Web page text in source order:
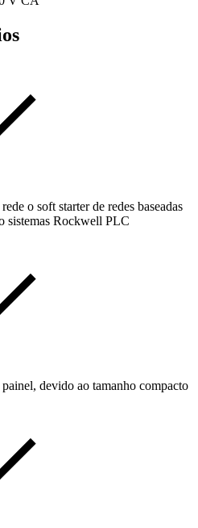
o soft starter de redes baseadas
sistemas Rockwell PLC
devido ao tamanho compacto